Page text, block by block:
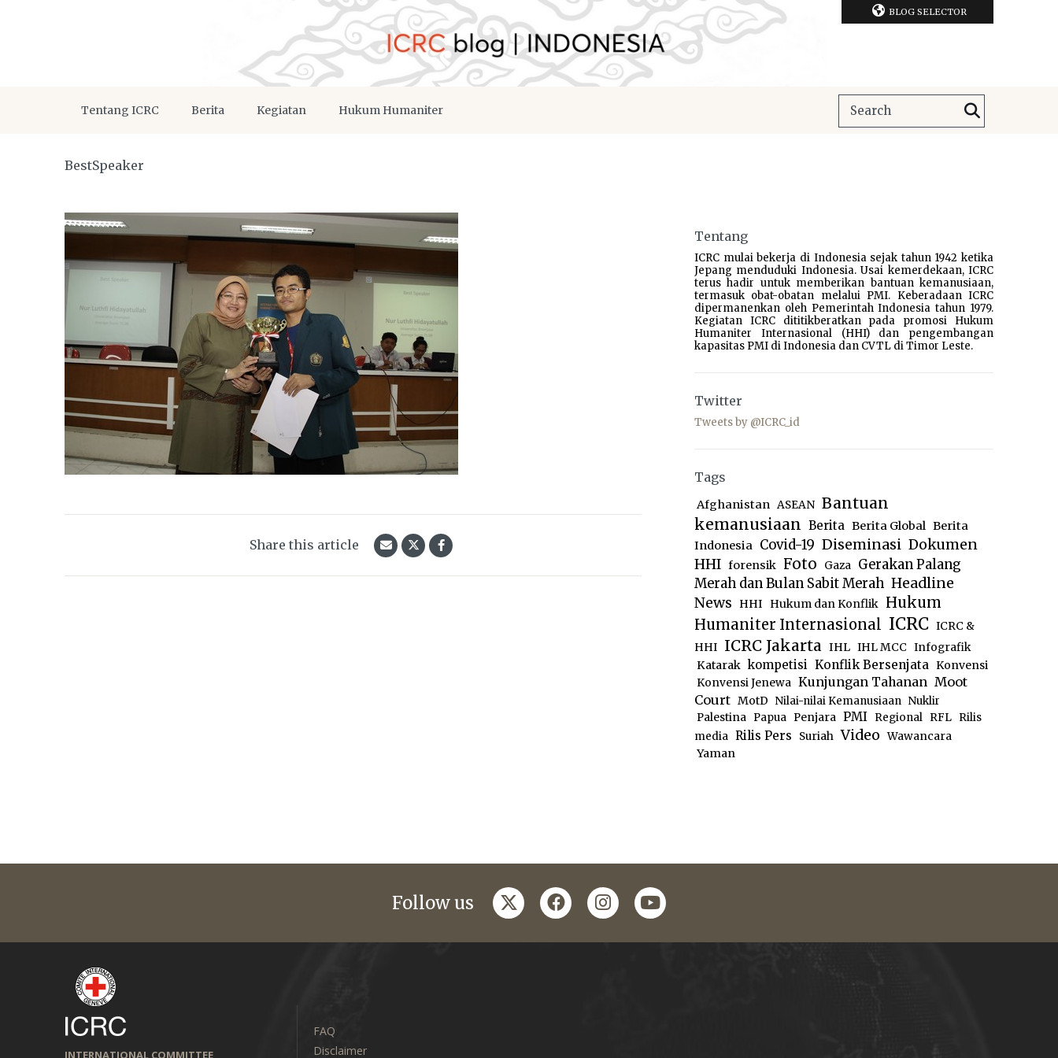
BLOG SELECTOR
Tentang ICRC Berita Kegiatan Hukum Humaniter
BestSpeaker
Share this article
Tentang
ICRC mulai bekerja di Indonesia sejak tahun 1942 ketika
Jepang menduduki Indonesia. Usai kemerdekaan, ICRC
terus hadir untuk memberikan bantuan kemanusiaan,
termasuk obat-obatan melalui PMI. Keberadaan ICRC
dipermanenkan oleh Pemerintah Indonesia tahun 1979.
Kegiatan ICRC dititikberatkan pada promosi Hukum
Humaniter Internasional (HHI) dan pengembangan
kapasitas PMI di Indonesia dan CVTL di Timor Leste.
Twitter
Tweets by @ICRC_id
Tags
Afghanistan ASEAN Bantuan
kemanusiaan Berita Berita Global Berita
Indonesia Covid-19 Diseminasi Dokumen
HHI forensik Foto Gaza Gerakan Palang
Merah dan Bulan Sabit Merah Headline
News
HHI Hukum dan Konflik Hukum
Humaniter Internasional ICRC ICRC &
HHI ICRC Jakarta IHL IHL MCC Infografik
Katarak kompetisi Konflik Bersenjata Konvensi
Konvensi Jenewa Kunjungan Tahanan Moot
Court MotD Nilai-nilai Kemanusiaan Nuklir
Palestina
Papua Penjara PMI Regional RFL
Rilis
media Rilis Pers Suriah Video Wawancara
Yaman
Follow us twitterfacebookinstagram
youtube
INTERNATIONAL COMMITTEE
FAQ
Disclaimer